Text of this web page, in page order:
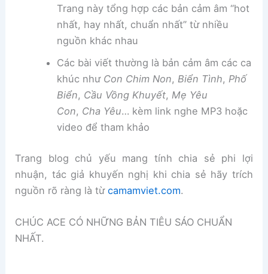
Trang này tổng hợp các bản cảm âm “hot
nhất, hay nhất, chuẩn nhất” từ nhiều
nguồn khác nhau
Các bài viết thường là bản cảm âm các ca
khúc như Con Chim Non, Biển Tình, Phố
Biển, Cầu Vồng Khuyết, Mẹ Yêu
Con, Cha Yêu… kèm link nghe MP3 hoặc
video để tham khảo
Trang blog chủ yếu mang tính chia sẻ phi lợi
nhuận, tác giả khuyến nghị khi chia sẻ hãy trích
nguồn rõ ràng là từcamamviet.com.
CHÚC ACE CÓ NHỮNG BẢN TIÊU SÁO CHUẨN
NHẤT.